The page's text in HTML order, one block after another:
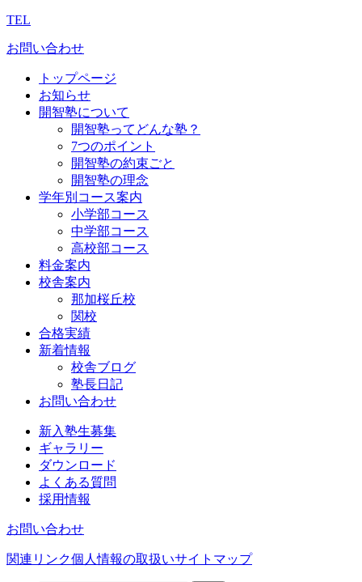
TEL
お問い合わせ
トップページ
お知らせ
開智塾について
開智塾ってどんな塾？
7つのポイント
開智塾の約束ごと
開智塾の理念
学年別コース案内
小学部コース
中学部コース
高校部コース
料金案内
校舎案内
那加桜丘校
関校
合格実績
新着情報
校舎ブログ
塾長日記
お問い合わせ
新入塾生募集
ギャラリー
ダウンロード
よくある質問
採用情報
お問い合わせ
関連リンク個人情報の取扱いサイトマップ